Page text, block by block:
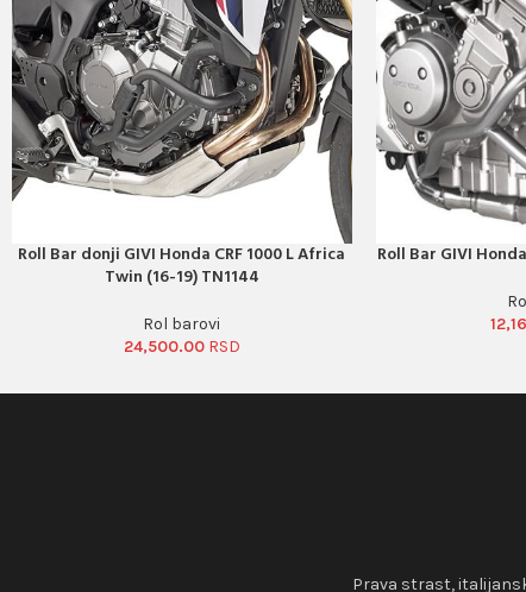
PORUČI ODMAH
Roll Bar donji GIVI Honda CRF 1000 L Africa
Twin (16-19) TN1144
Rol barovi
24,500.00
PORUČI ODMAH
Roll Bar GIVI
Prava strast,